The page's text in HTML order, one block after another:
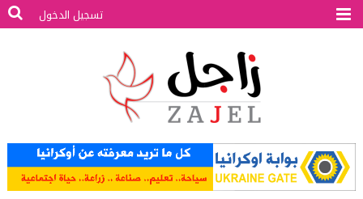
تسجيل الدخول